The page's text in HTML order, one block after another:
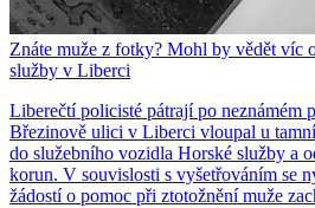
Znáte muže z fotky? Mohl by vědět víc
služby v Liberci
Liberečtí policisté pátrají po neznámém
Březinově ulici v Liberci vloupal u
do služebního vozidla Horské služby a
korun. V souvislosti s vyšetřováním se
žádostí o pomoc při ztotožnění muže